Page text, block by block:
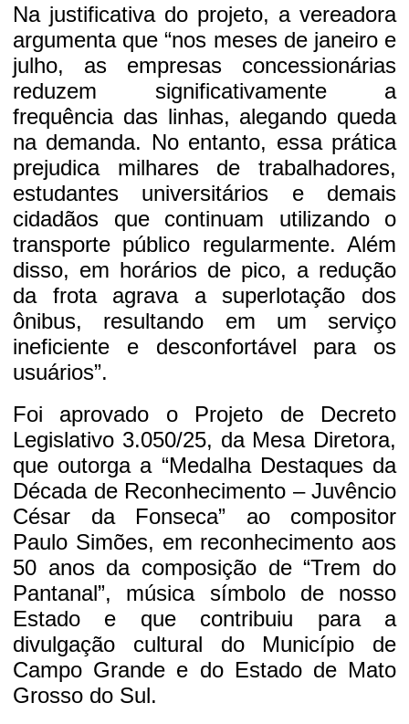
Na justificativa do projeto, a vereadora
argumenta que “nos meses de janeiro e
julho, as empresas concessionárias
reduzem significativamente a
frequência das linhas, alegando queda
na demanda. No entanto, essa prática
prejudica milhares de trabalhadores,
estudantes universitários e demais
cidadãos que continuam utilizando o
transporte público regularmente. Além
disso, em horários de pico, a redução
da frota agrava a superlotação dos
ônibus, resultando em um serviço
ineficiente e desconfortável para os
usuários”.
Foi aprovado o Projeto de Decreto
Legislativo 3.050/25, da Mesa Diretora,
que outorga a “Medalha Destaques da
Década de Reconhecimento – Juvêncio
César da Fonseca” ao compositor
Paulo Simões, em reconhecimento aos
50 anos da composição de “Trem do
Pantanal”, música símbolo de nosso
Estado e que contribuiu para a
divulgação cultural do Município de
Campo Grande e do Estado de Mato
Grosso do Sul.